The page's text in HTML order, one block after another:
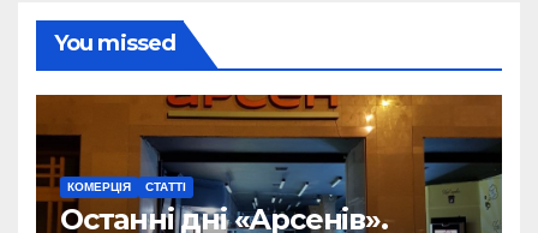
You missed
КОМЕРЦІЯ СТАТТІ
Останні дні «Арсенів».